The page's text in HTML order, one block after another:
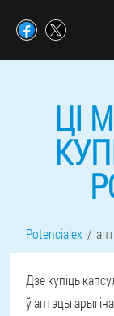
ЦІ
Potencialex
Дзе купіць
ў аптэцы